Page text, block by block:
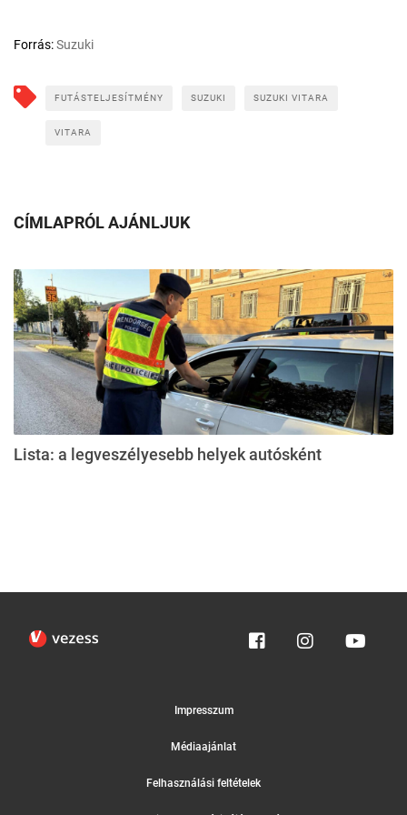
Forrás:Suzuki
FUTÁSTELJESÍTMÉNY SUZUKI SUZUKI VITARA
VITARA
CÍMLAPRÓL AJÁNLJUK
Lista: a legveszélyesebb helyek autósként
Impresszum
Médiaajánlat
Felhasználási feltételek